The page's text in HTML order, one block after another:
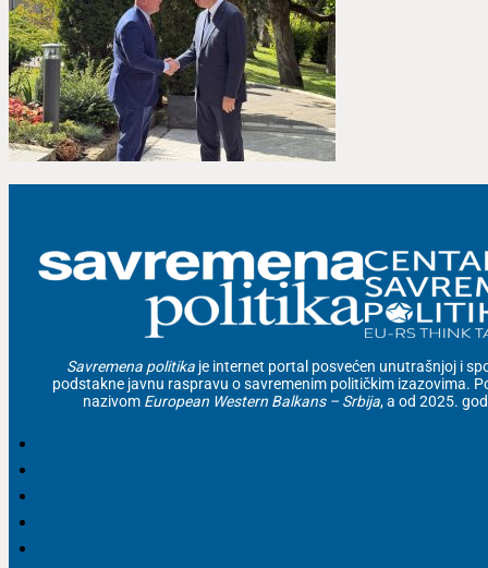
Savremena politika je internet portal posvećen unutrašnjoj i
podstakne javnu raspravu o savremenim političkim izazovima.
nazivom European Western Balkans – Srbija, a od 2025.